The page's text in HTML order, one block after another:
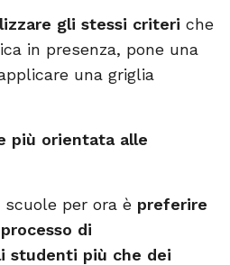
gli stessi criteri che
in presenza, pone una
una griglia
più orientata alle
scuole per ora è preferire
di
studenti più che dei